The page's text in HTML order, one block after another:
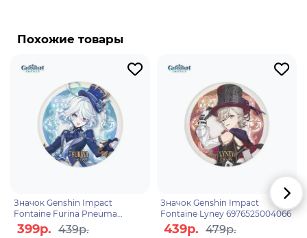
Фурина де Фонтейн - играбельный Гидро
Усию. Представленная как яркая и
самоуверенная Гидроархонт, театральность
Фурины в конечном итоге раскрывается как
публичная персона, от которой она позже
отказывается в пользу относительно скромной
жизни актрисы и художественного консультанта.
Похожие товары
Значок Genshin Impact
Fontaine Furina Pneuma
6942421101505
399р. 439р.
Значок Genshin Impact
Fontaine Lyney 6976525004066
439р. 479р.